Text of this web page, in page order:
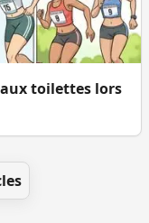
toilettes lors